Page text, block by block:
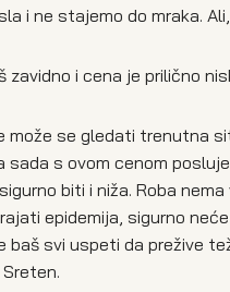
i ne stajemo do mraka.
i cena je prilično
može se gledati trenutna
s ovom cenom
biti i niža. Roba
epidemija, sigurno
svi uspeti da prežive